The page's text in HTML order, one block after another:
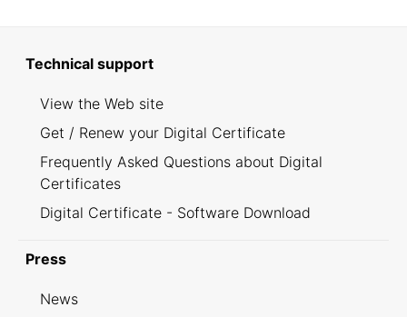
Technical support
View the Web site
Get / Renew your Digital Certificate
Frequently Asked Questions about Digital
Certificates
Digital Certificate - Software Download
Press
News